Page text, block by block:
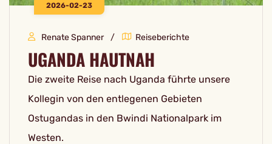
2026-02-23
Renate Spanner Reiseberichte
UGANDA HAUTNAH
Die zweite Reise nach Uganda führte unsere
Kollegin von den entlegenen Gebieten
Ostugandas in den Bwindi Nationalpark im
Westen.